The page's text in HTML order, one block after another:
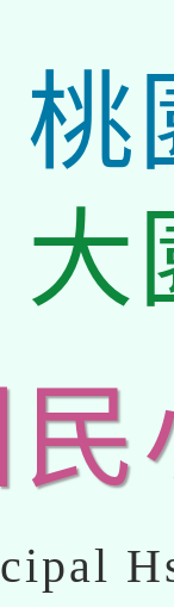
桃
大